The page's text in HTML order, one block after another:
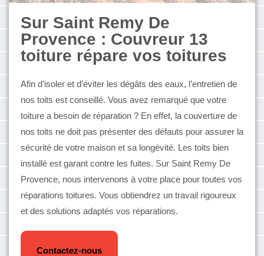
Sur Saint Remy De
Provence : Couvreur 13
toiture répare vos toitures
Afin d’isoler et d’éviter les dégâts des eaux, l’entretien de
nos toits est conseillé. Vous avez remarqué que votre
toiture a besoin de réparation ? En effet, la couverture de
nos toits ne doit pas présenter des défauts pour assurer la
sécurité de votre maison et sa longévité. Les toits bien
installé est garant contre les fuites. Sur Saint Remy De
Provence, nous intervenons à votre place pour toutes vos
réparations toitures. Vous obtiendrez un travail rigoureux
et des solutions adaptés vos réparations.
Contactez-nous